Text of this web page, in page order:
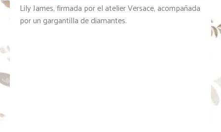
Lily James, firmada por el atelier Versace, acompañada
por un gargantilla de diamantes.